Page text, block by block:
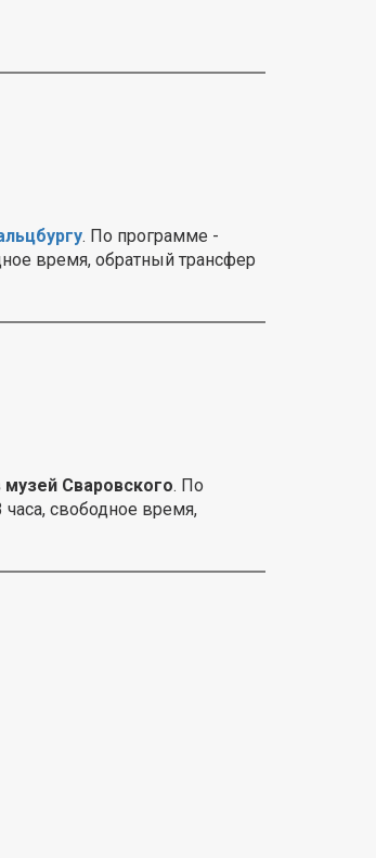
. По программе -
время, обратный трансфер
музей Сваровского. По
свободное время,